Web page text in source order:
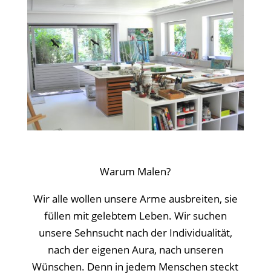
Warum Malen?
Wir alle wollen unsere Arme ausbreiten, sie
füllen mit gelebtem Leben. Wir suchen
unsere Sehnsucht nach der Individualität,
nach der eigenen Aura, nach unseren
Wünschen. Denn in jedem Menschen steckt